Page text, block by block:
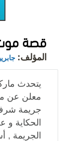
قصة
المؤلف:
يتحدث
معلن عن
جريمة
الحكاية
الجريمة ,